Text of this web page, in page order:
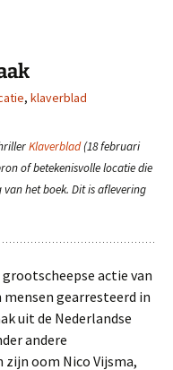
, klaverblad
Klaverblad(18 februari
of betekenisvolle locatie die
het boek. Dit is aflevering
actie van
gearresteerd in
uit de Nederlandse
andere
zijn oom Nico Vijsma,